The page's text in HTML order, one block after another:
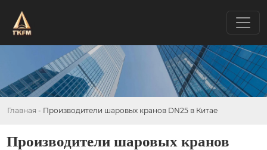
Главная - Производители шаровых кранов DN25 в Китае
Производители шаровых кранов